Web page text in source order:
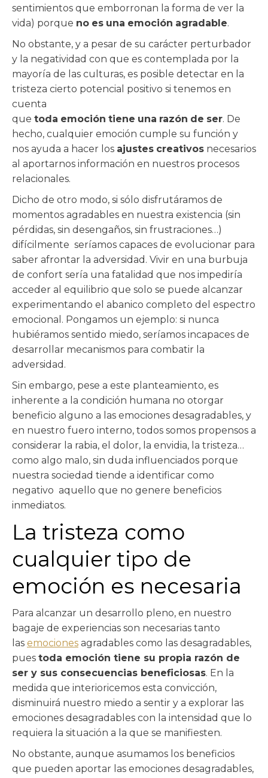
sentimientos que emborronan la forma de ver la
vida) porque no es una emoción agradable.
No obstante, y a pesar de su carácter perturbador
y la negatividad con que es contemplada por la
mayoría de las culturas, es posible detectar en la
tristeza cierto potencial positivo si tenemos en
cuenta
que toda emoción tiene una razón de ser. De
hecho, cualquier emoción cumple su función y
nos ayuda a hacer los ajustes creativos necesarios
al aportarnos información en nuestros procesos
relacionales.
Dicho de otro modo, si sólo disfrutáramos de
momentos agradables en nuestra existencia (sin
pérdidas, sin desengaños, sin frustraciones…)
difícilmente seríamos capaces de evolucionar para
saber afrontar la adversidad. Vivir en una burbuja
de confort sería una fatalidad que nos impediría
acceder al equilibrio que solo se puede alcanzar
experimentando el abanico completo del espectro
emocional. Pongamos un ejemplo: si nunca
hubiéramos sentido miedo, seríamos incapaces de
desarrollar mecanismos para combatir la
adversidad.
Sin embargo, pese a este planteamiento, es
inherente a la condición humana no otorgar
beneficio alguno a las emociones desagradables, y
en nuestro fuero interno, todos somos propensos a
considerar la rabia, el dolor, la envidia, la tristeza…
como algo malo, sin duda influenciados porque
nuestra sociedad tiende a identificar como
negativo aquello que no genere beneficios
inmediatos.
La tristeza como
cualquier tipo de
emoción es necesaria
Para alcanzar un desarrollo pleno, en nuestro
bagaje de experiencias son necesarias tanto
las emociones agradables como las desagradables,
pues toda emoción tiene su propia razón de
ser y sus consecuencias beneficiosas. En la
medida que interioricemos esta convicción,
disminuirá nuestro miedo a sentir y a explorar las
emociones desagradables con la intensidad que lo
requiera la situación a la que se manifiesten.
No obstante, aunque asumamos los beneficios
que pueden aportar las emociones desagradables,